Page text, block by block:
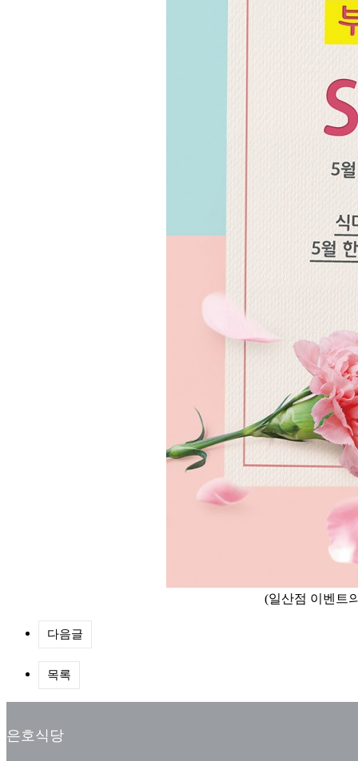
(일산점 이벤트
다음글
목록
은호식당